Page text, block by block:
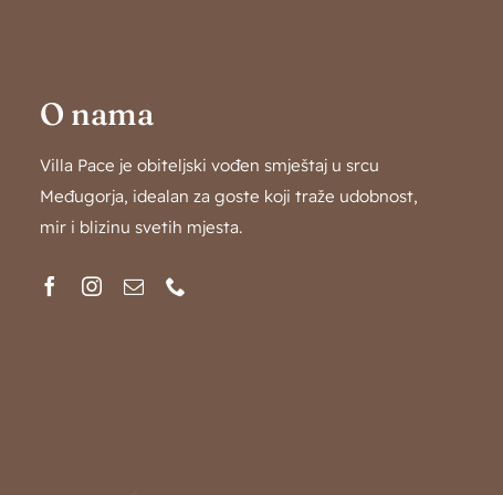
O nama
Villa Pace je obiteljski vođen smještaj u srcu
Međugorja, idealan za goste koji traže udobnost,
mir i blizinu svetih mjesta.